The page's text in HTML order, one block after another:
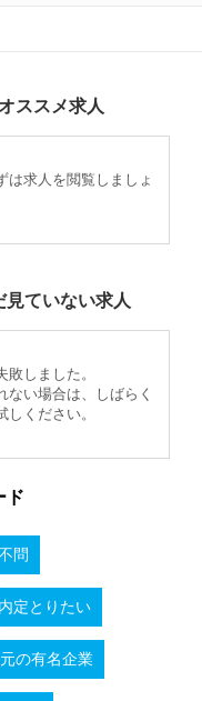
ススメ求人
は求人を閲覧しましょ
見ていない求人
しました。
い場合は、しばらく
ください。
ド
問
内定とりたい
の有名企業